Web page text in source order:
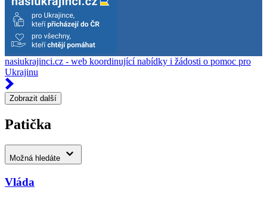
nasiukrajinci.cz - web koordinující nabídky i žádosti o pomoc pro
Ukrajinu
Zobrazit další
Patička
Možná hledáte
Vláda